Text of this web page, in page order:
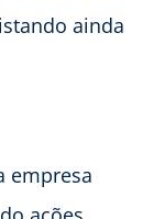
ainda
empresa